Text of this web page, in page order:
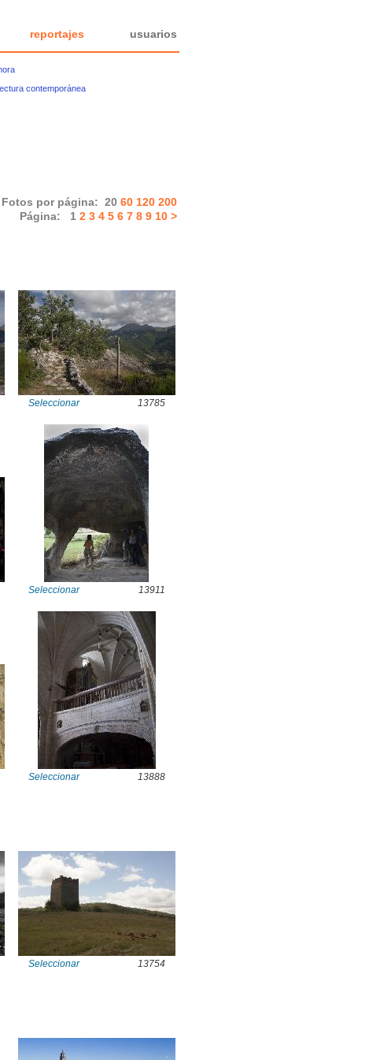
reportajes usuarios
contemporánea
Fotos por página: 20 60 120 200
Página:
1 2 3 4 5 6 7 8 9 10 >
Seleccionar 13785
Seleccionar 13911
Seleccionar 13888
Seleccionar 13754